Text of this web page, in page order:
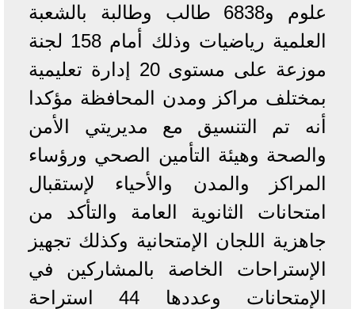
علوم و6838 طالب وطالبة بالشعبة
العلمية رياضيات وذلك أمام 158 لجنة
موزعة على مستوى 20 إدارة تعليمية
بمختلف مراكز ومدن المحافظة مؤكدا
أنه تم التنسيق مع مديريتي الأمن
والصحة وهيئة التأمين الصحي ورؤساء
المراكز والمدن والأحياء لإستقبال
امتحانات الثانوية العامة والتأكد من
جاهزية اللجان الإمتحانية وكذلك تجهيز
الإستراحات الخاصة بالمشاركين في
الإمتحانات وعددها 44 استراحة